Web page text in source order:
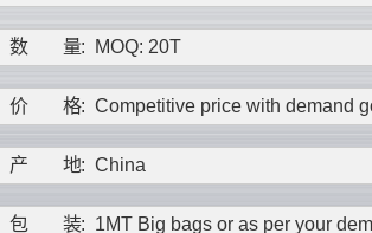
数 量: MOQ: 20T
价 格: Competitive price with demand
产 地: China
包 装: 1MT Big bags or as per your